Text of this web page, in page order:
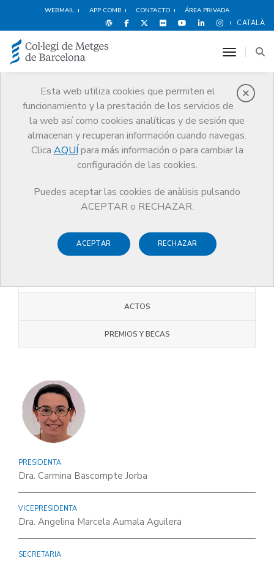
WEBMAIL APP COMB CONTACTO ÁREA PRIVADA
CATALÀ
Esta web utiliza cookies que permiten el
funcionamiento y la prestación de los servicios de
la web así como cookies analíticas y de sesión que
almacenan y recuperan información cuando navegas.
Clica AQUÍ para más información o para cambiar la
configuración de las cookies.
Puedes aceptar las cookies de anàlisis pulsando
ACEPTAR o RECHAZAR.
ACEPTAR RECHAZAR
toggle
Quiénes somos
El CoMB Juntas Comarcales
Juntas Comarcales
Anoia
ACTOS
PREMIOS Y BECAS
PRESIDENTA
Dra. Carmina Bascompte Jorba
VICEPRESIDENTA
Dra. Angelina Marcela Aumala Aguilera
SECRETARIA